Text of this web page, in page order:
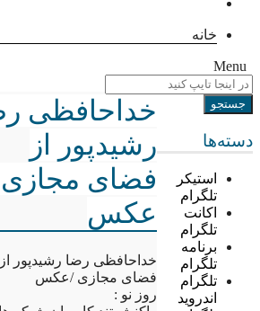
خانه
Menu
دسته‌ها
استیکر
تلگرام
اکانت
تلگرام
برنامه
تلگرام
تلگرام
اندروید
خداحافظی
رشیدپور از
فضای
عکس
خداحافظی رضا رشیدپور از
فضای مجازی /عکس
روز نو :